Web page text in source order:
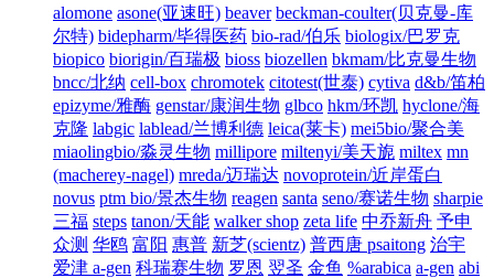
alomone asone(亚速旺) beaver beckman-coulter(贝克曼-库
尔特) bidepharm/毕得医药 bio-rad/伯乐 biologix/巴罗克
biopico biorigin/百瑞极 bioss biozellen bkmam/比克曼生物
bncc/北纳 cell-box chromotek citotest(世泰) cytiva d&b/笛柏
epizyme/雅酶 genstar/康润生物 glbco hkm/环凯 hyclone/海
克隆 labgic lablead/兰博利德 leica(莱卡) mei5bio/聚合美
miaolingbio/淼灵生物 millipore miltenyi/美天旎 miltex mn
(macherey-nagel) mreda/迈瑞达 novoprotein/近岸蛋白
novus ptm bio/景杰生物 reagen santa seno/赛诺生物 sharpie
三福 steps tanon/天能 walker shop zeta life 中乔新舟 予申
众测 华鸥 富阳 惠普 新芝(scientz) 普西唐 psaitong 治宇
爱津 a-gen 科瑞赛生物 罗恩 翌圣 金鱼 %arabica a-gen abi